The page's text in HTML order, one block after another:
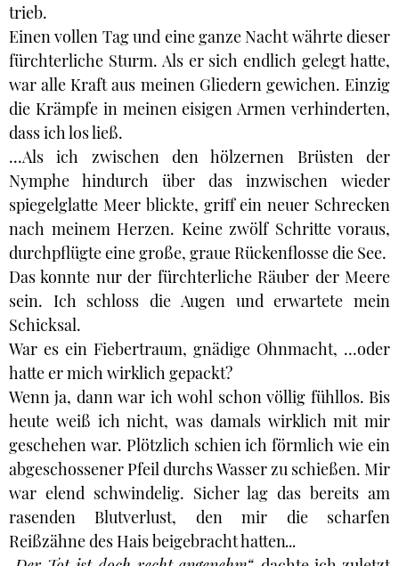
trieb.
Einen vollen Tag und eine ganze Nacht währte dieser
fürchterliche Sturm. Als er sich endlich gelegt hatte,
war alle Kraft aus meinen Gliedern gewichen. Einzig
die Krämpfe in meinen eisigen Armen verhinderten,
dass ich los ließ.
...Als ich zwischen den hölzernen Brüsten der
Nymphe hindurch über das inzwischen wieder
spiegelglatte Meer blickte, griff ein neuer Schrecken
nach meinem Herzen. Keine zwölf Schritte voraus,
durchpflügte eine große, graue Rückenflosse die See.
Das konnte nur der fürchterliche Räuber der Meere
sein. Ich schloss die Augen und erwartete mein
Schicksal.
War es ein Fiebertraum, gnädige Ohnmacht, ...oder
hatte er mich wirklich gepackt?
Wenn ja, dann war ich wohl schon völlig fühllos. Bis
heute weiß ich nicht, was damals wirklich mit mir
geschehen war. Plötzlich schien ich förmlich wie ein
abgeschossener Pfeil durchs Wasser zu schießen. Mir
war elend schwindelig. Sicher lag das bereits am
rasenden Blutverlust, den mir die scharfen
Reißzähne des Hais beigebracht hatten...